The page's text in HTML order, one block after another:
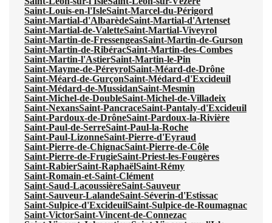
Saint-Louis-en-l'IsleSaint-Marcel-du-Périgord
Saint-Martial-d'AlbarèdeSaint-Martial-d'Artenset
Saint-Martial-de-ValetteSaint-Martial-Viveyrol
Saint-Martin-de-FressengeasSaint-Martin-de-Gurson
Saint-Martin-de-RibéracSaint-Martin-des-Combes
Saint-Martin-l'AstierSaint-Martin-le-Pin
Saint-Mayme-de-PéreyrolSaint-Méard-de-Drône
Saint-Méard-de-GurçonSaint-Médard-d'Excideuil
Saint-Médard-de-MussidanSaint-Mesmin
Saint-Michel-de-DoubleSaint-Michel-de-Villadeix
Saint-NexansSaint-PancraceSaint-Pantaly-d'Excideuil
Saint-Pardoux-de-DrôneSaint-Pardoux-la-Rivière
Saint-Paul-de-SerreSaint-Paul-la-Roche
Saint-Paul-LizonneSaint-Pierre-d'Eyraud
Saint-Pierre-de-ChignacSaint-Pierre-de-Côle
Saint-Pierre-de-FrugieSaint-Priest-les-Fougères
Saint-RabierSaint-RaphaëlSaint-Rémy
Saint-Romain-et-Saint-Clément
Saint-Saud-LacoussièreSaint-Sauveur
Saint-Sauveur-LalandeSaint-Séverin-d'Estissac
Saint-Sulpice-d'ExcideuilSaint-Sulpice-de-Roumagnac
Saint-VictorSaint-Vincent-de-Connezac